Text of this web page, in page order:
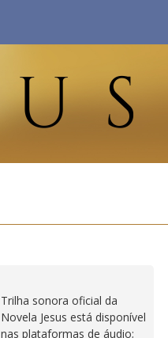
Trilha sonora oficial da
Novela Jesus está disponível
nas plataformas de áudio;